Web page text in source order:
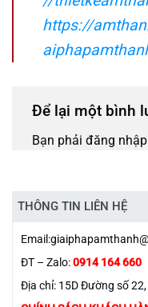
https://
Để lại một bình
Bạn phải đăng nhập
THÔNG TIN LIÊN HỆ
Email:
ĐT – Zalo:0914 164 660
Địa chỉ: 15D Đường số 22,